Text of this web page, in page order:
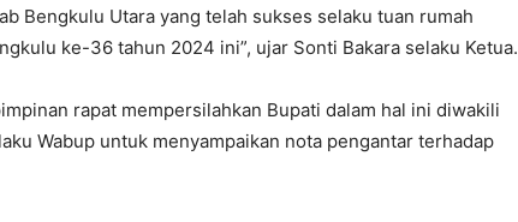
Bengkulu Utara yang telah sukses selaku tuan rumah
ke-36 tahun 2024 ini”, ujar Sonti Bakara selaku Ketua.
rapat mempersilahkan Bupati dalam hal ini diwakili
Wabup untuk menyampaikan nota pengantar terhadap